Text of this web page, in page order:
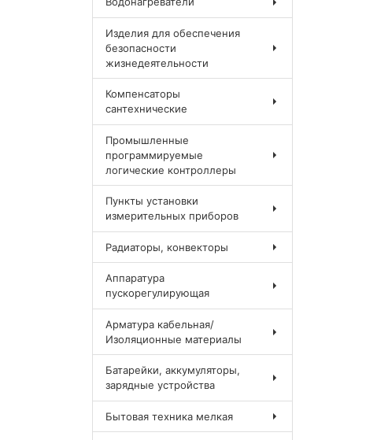
Изделия для обеспечения
безопасности
жизнедеятельности
Компенсаторы
сантехнические
Промышленные
программируемые
логические контроллеры
Пункты установки
измерительных приборов
Радиаторы, конвекторы
Аппаратура
пускорегулирующая
Арматура кабельная/
Изоляционные материалы
Батарейки, аккумуляторы,
зарядные устройства
Бытовая техника мелкая